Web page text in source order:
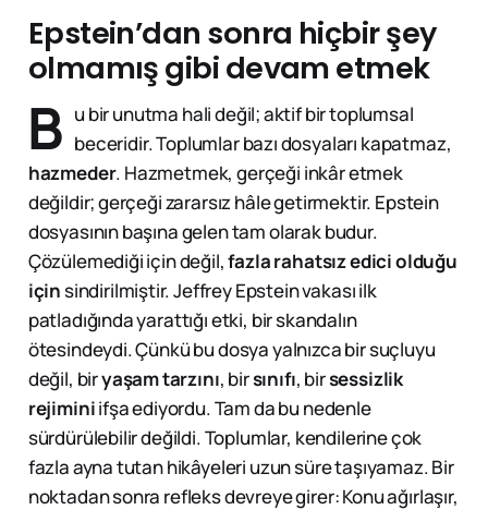
Epstein’dan sonra hiçbir şey
olmamış gibi devam etmek
B u bir unutma hali değil; aktif bir toplumsal
beceridir. Toplumlar bazı dosyaları kapatmaz,
hazmeder. Hazmetmek, gerçeği inkâr etmek
değildir; gerçeği zararsız hâle getirmektir. Epstein
dosyasının başına gelen tam olarak budur.
Çözülemediği için değil,fazla rahatsız edici olduğu
içinsindirilmiştir. Jeffrey Epstein vakası ilk
patladığında yarattığı etki, bir skandalın
ötesindeydi. Çünkü bu dosya yalnızca bir suçluyu
değil, biryaşam tarzını, birsınıfı, birsessizlik
rejiminiifşa ediyordu. Tam da bu nedenle
sürdürülebilir değildi. Toplumlar, kendilerine çok
fazla ayna tutan hikâyeleri uzun süre taşıyamaz. Bir
noktadan sonra refleks devreye girer: Konu ağırlaşır,